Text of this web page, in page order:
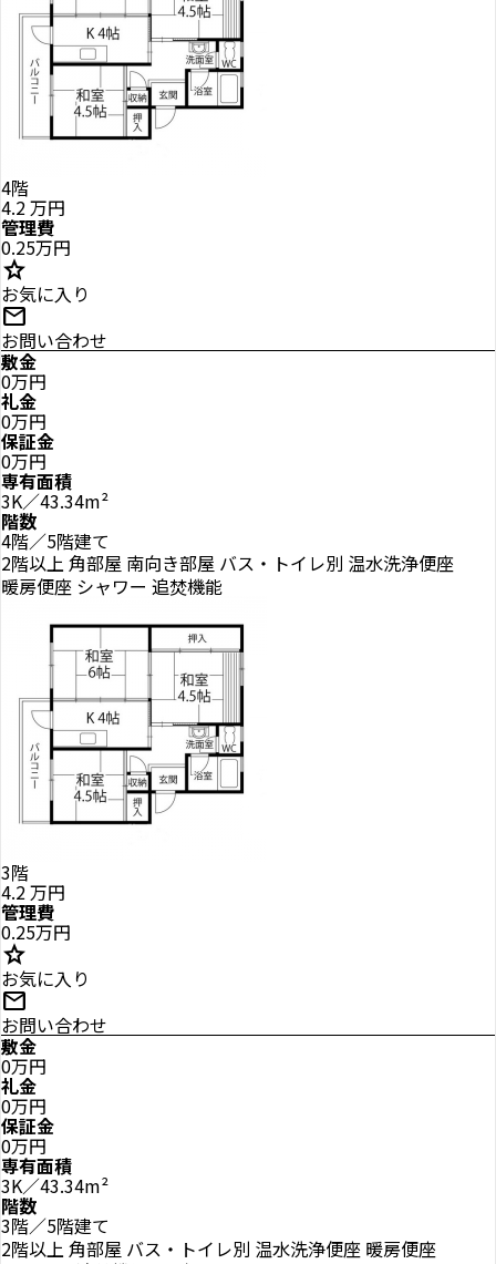
4階
4.2万円
管理費
0.25万円
star
お気に入り
mail
お問い合わせ
敷金
0万円
礼金
0万円
保証金
0万円
専有面積
3K／43.34m²
階数
4階／5階建て
2階以上 角部屋 南向き部屋 バス・トイレ別 温水洗浄便座
暖房便座 シャワー 追焚機能
3階
4.2万円
管理費
0.25万円
star
お気に入り
mail
お問い合わせ
敷金
0万円
礼金
0万円
保証金
0万円
専有面積
3K／43.34m²
階数
3階／5階建て
2階以上 角部屋 バス・トイレ別 温水洗浄便座 暖房便座